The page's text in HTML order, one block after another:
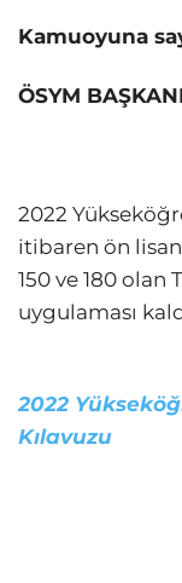
Kamuoyuna
ÖSYM
2022
itibaren ön
150 ve 180 olan
uygulaması
2022
Kılavuzu